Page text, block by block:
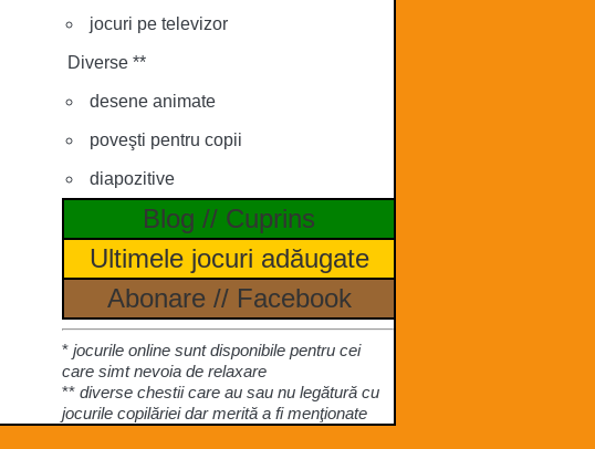
jocuri pe televizor
Diverse **
desene animate
poveşti pentru copii
diapozitive
Blog // Cuprins
Ultimele jocuri adăugate
Abonare// Facebook
* jocurile online sunt disponibile pentru cei
care simt nevoia de relaxare
** diverse chestii care au sau nu legătură cu
jocurile copilăriei dar merită a fi menţionate